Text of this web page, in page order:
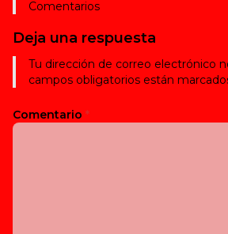
Comentarios
Deja una respuesta
Tu dirección de correo electrónico
campos obligatorios están
Comentario *